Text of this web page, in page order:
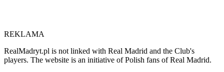
REKLAMA
RealMadryt.pl is not linked with Real Madrid and the Club's
players. The website is an initiative of Polish fans of Real Madrid.